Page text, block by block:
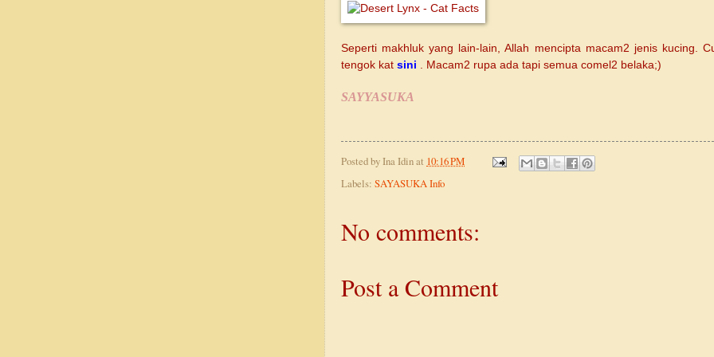
Seperti makhluk yang lain-lain, Allah mencipta macam2 jenis kucing.
tengok kat sini . Macam2 rupa ada tapi semua comel2 belaka;)
SAYYASUKA
Posted byIna Idinat 10:16 PM
Labels: SAYASUKA Info
No comments:
Post a Comment